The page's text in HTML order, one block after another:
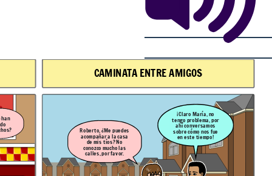
CAMINATA ENTRE AMIGOS
han
Roberto, ¿Me puedes
acompañar a la casa
de mis tíos? No
conozco mucho las
calles, por favor.
¡Claro María, no
tengo problema, por
ahí conversamos
sobre cómo nos fue
en este tiempo!